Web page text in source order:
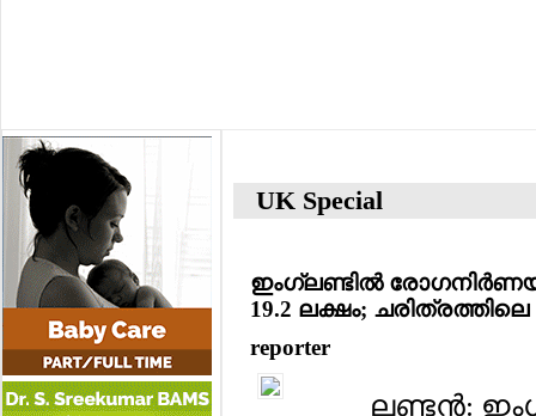
UK Special
ഇംഗ്ലണ്ടില്‍
19.2 ലക്ഷം;
reporter
ലണ്ടന്‍: